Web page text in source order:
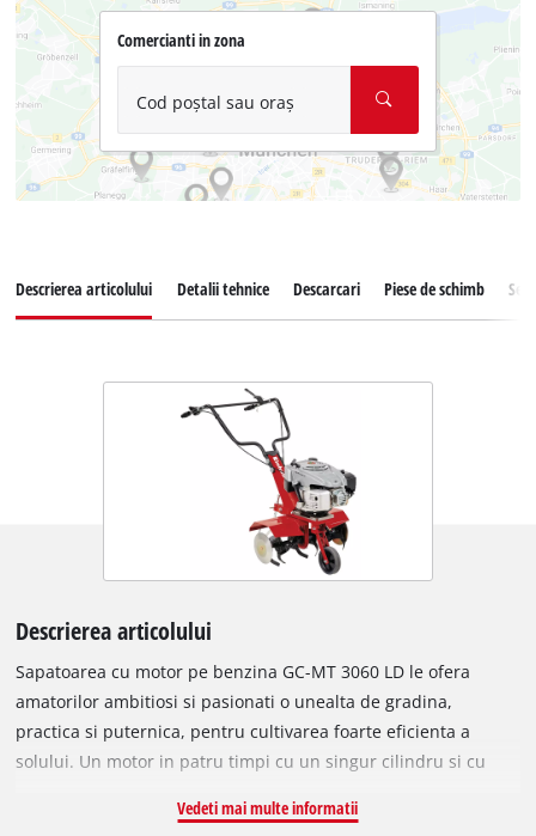
Comercianti in zona
Cod poștal sau oraș
Descrierea articolului Detalii tehnice Descarcari Piese de schimb
Descrierea articolului
Sapatoarea cu motor pe benzina GC-MT 3060 LD le ofera
amatorilor ambitiosi si pasionati o unealta de gradina,
practica si puternica, pentru cultivarea foarte eficienta a
solului. Un motor in patru timpi cu un singur cilindru si cu
intreruperi si la o performanta inalta. Avansul rapid chiar si in
Vedeti mai multe informatii